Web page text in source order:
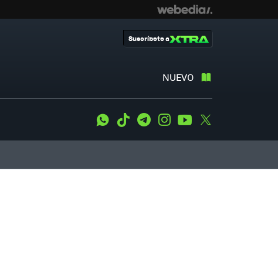
NUEVO
Suscríbete a
WhatsApp
Tiktok TelegramInstagramYoutube